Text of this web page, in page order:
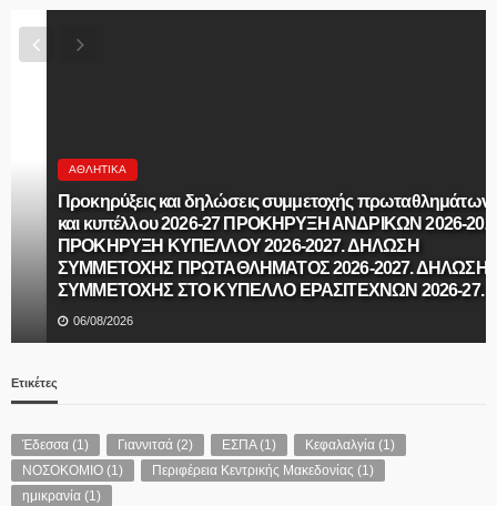
ΑΘΛΗΤΙΚΆ
Προκηρύξεις και δηλώσεις συμμετοχής πρωταθλημάτων
και κυπέλλου 2026-27 ΠΡΟΚΗΡΥΞΗ ΑΝΔΡΙΚΩΝ 2026-2027.
ΠΡΟΚΗΡΥΞΗ ΚΥΠΕΛΛΟΥ 2026-2027. ΔΗΛΩΣΗ
ΣΥΜΜΕΤΟΧΗΣ ΠΡΩΤΑΘΛΗΜΑΤΟΣ 2026-2027. ΔΗΛΩΣΗ
ΣΥΜΜΕΤΟΧΗΣ ΣΤΟ ΚΥΠΕΛΛΟ ΕΡΑΣΙΤΕΧΝΩΝ 2026-27.
06/08/2026
Ετικέτες
Έδεσσα (1) Γιαννιτσά (2) ΕΣΠΑ(1) Κεφαλαλγία (1)
ΝΟΣΟΚΟΜΙΟ (1) Περιφέρεια Κεντρικής Μακεδονίας (1)
ημικρανία (1)